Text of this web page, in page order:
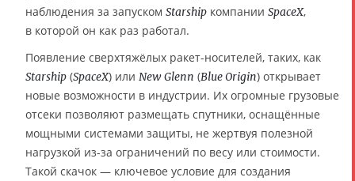
наблюдения за запуском Starship компании SpaceX,
в которой он как раз работал.
Появление сверхтяжёлых ракет-носителей, таких, как
Starship (SpaceX) или New Glenn (Blue Origin) открывает
новые возможности в индустрии. Их огромные грузовые
отсеки позволяют размещать спутники, оснащённые
мощными системами защиты, не жертвуя полезной
нагрузкой из-за ограничений по весу или стоимости.
Такой скачок — ключевое условие для создания